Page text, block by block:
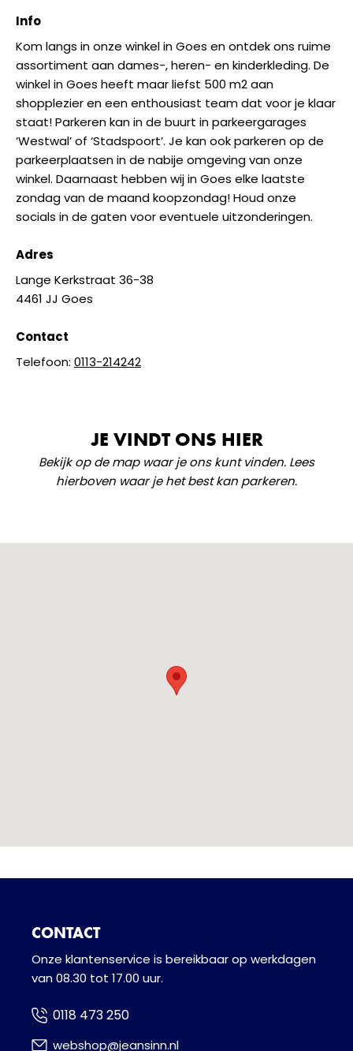
Info
Kom langs in onze winkel in Goes en ontdek ons ruime
assortiment aan dames-, heren- en kinderkleding. De
winkel in Goes heeft maar liefst 500 m2 aan
shopplezier en een enthousiast team dat voor je klaar
staat! Parkeren kan in de buurt in parkeergarages
‘Westwal’ of ‘Stadspoort’. Je kan ook parkeren op de
parkeerplaatsen in de nabije omgeving van onze
winkel. Daarnaast hebben wij in Goes elke laatste
zondag van de maand koopzondag! Houd onze
socials in de gaten voor eventuele uitzonderingen.
Adres
Lange Kerkstraat 36-38
4461 JJ Goes
Contact
Telefoon: 0113-214242
JE VINDT ONS HIER
Bekijk op de map waar je ons kunt vinden. Lees
hierboven waar je het best kan parkeren.
CONTACT
Onze klantenservice is bereikbaar op werkdagen
van 08.30 tot 17.00 uur.
0118 473 250
webshop@jeansinn.nl